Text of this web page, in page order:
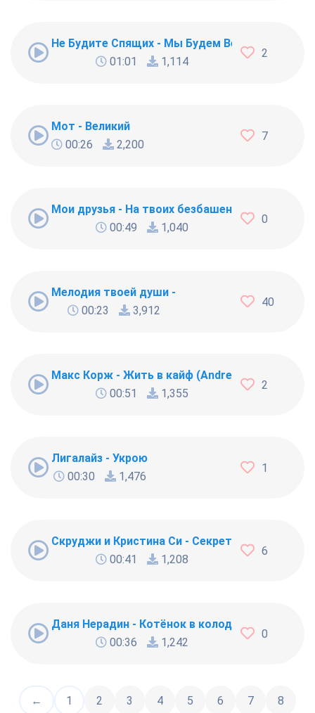
Не Будите Спящих - Мы Будем Верить и Ждать
01:01
1,114
2
Мот - Великий
00:26
2,200
7
Мои друзья - На твоих безбашенных друзей
00:49
1,040
0
Мелодия твоей души -
00:23
3,912
40
Макс Корж - Жить в кайф (Andrey Hertz remix)
00:51
1,355
2
Лигалайз - Укрою
00:30
1,476
1
Скруджи и Кристина Си - Секрет
00:41
1,208
6
Даня Нерадин - Котёнок в колодце
00:36
1,242
0
← 1 2 3 4 5 6 7 8